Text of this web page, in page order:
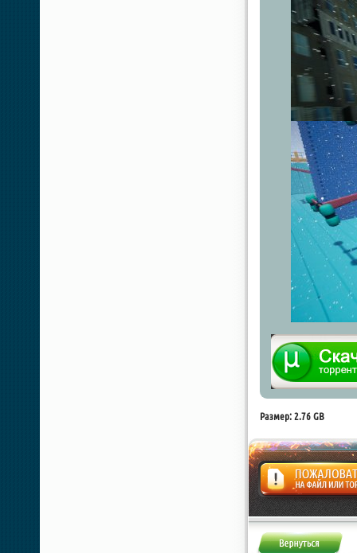
Размер: 2.76 GB
Жалоба